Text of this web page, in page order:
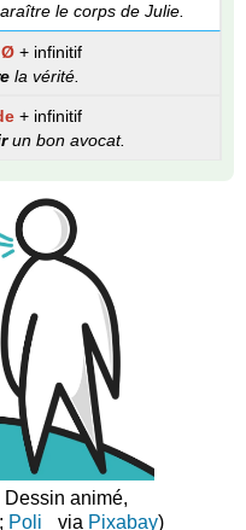
le corps de Julie.
Ø + infinitif
la vérité.
+ infinitif
un bon avocat.
Dessin animé,
Poli_ via Pixabay)